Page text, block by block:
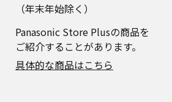
（年末年始除く）
Panasonic Store Plusの商品を
ご紹介することがあります。
具体的な商品はこちら